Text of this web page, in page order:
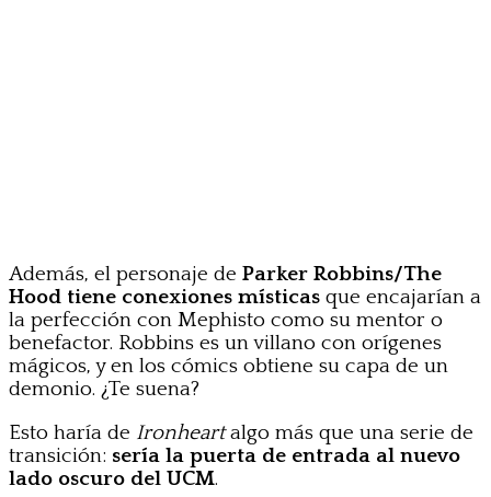
Además, el personaje de Parker Robbins/The
Hood tiene conexiones místicas que encajarían a
la perfección con Mephisto como su mentor o
benefactor. Robbins es un villano con orígenes
mágicos, y en los cómics obtiene su capa de un
demonio. ¿Te suena?
Esto haría de Ironheartalgo más que una serie de
transición: sería la puerta de entrada al nuevo
lado oscuro del UCM.